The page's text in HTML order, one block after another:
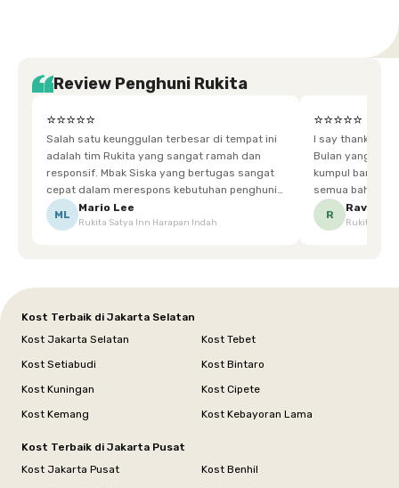
Review Penghuni Rukita
⭐⭐⭐⭐⭐
Salah satu keunggulan terbesar di tempat ini
adalah tim Rukita yang sangat ramah dan
responsif. Mbak Siska yang bertugas sangat
cepat dalam merespons kebutuhan penghuni.
Ketika saya meminta keset karena sempat
terpeleset, permintaan tersebut langsung
ML
Mario Lee
Rukita Satya Inn Harapan Indah
⭐⭐⭐⭐⭐
I say thankyou
Bulan yang super happy! banyak
kumpul bareng
semua bahagia
mgkn saran dari air aja & kebersihan lebih di
R
Ravena
Rukita
Kost Terbaik di Jakarta Selatan
Kost Jakarta Selatan
Kost Tebet
Kost Setiabudi
Kost Bintaro
Kost Kuningan
Kost Cipete
Kost Kemang
Kost Kebayoran Lama
Kost Terbaik di Jakarta Pusat
Kost Jakarta Pusat
Kost Benhil